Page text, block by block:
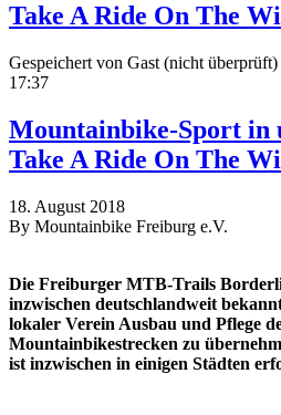
Take A Ride On The
Gespeichert von Gast (nicht überprüft)
17:37
Mountainbike-Sport in
Take A Ride On The
18. August 2018
By Mountainbike Freiburg e.V.
Die Freiburger MTB-Trails
inzwischen deutschlandweit
lokaler Verein Ausbau und Pflege
Mountainbikestrecken zu
ist inzwischen in einigen Städten